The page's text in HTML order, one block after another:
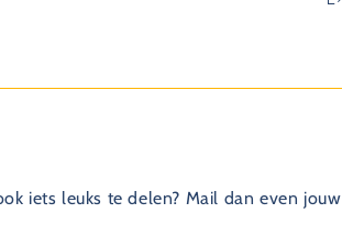
iets leuks te delen? Mail dan even jouw